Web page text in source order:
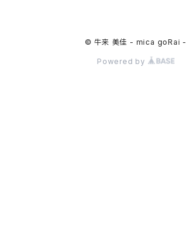
© 牛来 美佳 - mica goRai -
Powered by